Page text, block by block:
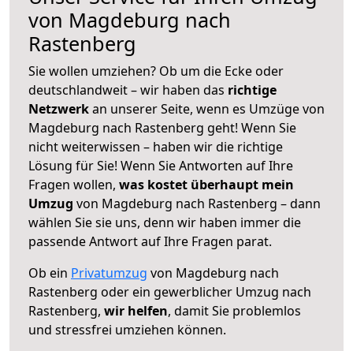
von Magdeburg nach
Rastenberg
Sie wollen umziehen? Ob um die Ecke oder
deutschlandweit – wir haben das richtige
Netzwerkan unserer Seite, wenn es Umzüge von
Magdeburg nach Rastenberg geht! Wenn Sie
nicht weiterwissen – haben wir die richtige
Lösung für Sie! Wenn Sie Antworten auf Ihre
Fragen wollen, was kostet überhaupt mein
Umzug von Magdeburg nach Rastenberg – dann
wählen Sie sie uns, denn wir haben immer die
passende Antwort auf Ihre Fragen parat.
Ob ein Privatumzug von Magdeburg nach
Rastenberg oder ein gewerblicher Umzug nach
Rastenberg, wir helfen, damit Sie problemlos
und stressfrei umziehen können.